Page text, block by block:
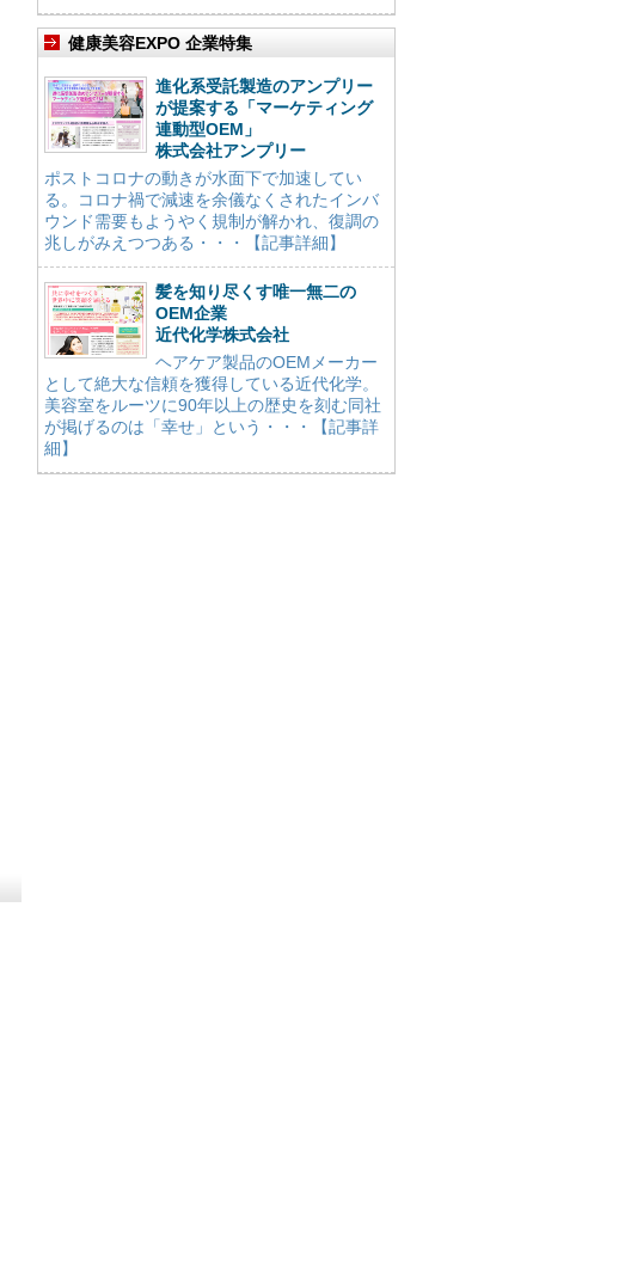
健康美容EXPO 企業特集
進化系受託製造のアンプリー
が提案する「マーケティング
連動型OEM」
株式会社アンプリー
ポストコロナの動きが水面下で加速してい
る。コロナ禍で減速を余儀なくされたインバ
ウンド需要もようやく規制が解かれ、復調の
兆しがみえつつある・・・【記事詳細】
髪を知り尽くす唯一無二の
OEM企業
近代化学株式会社
ヘアケア製品のOEMメーカー
として絶大な信頼を獲得している近代化学。
美容室をルーツに90年以上の歴史を刻む同社
が掲げるのは「幸せ」という・・・【記事詳
細】